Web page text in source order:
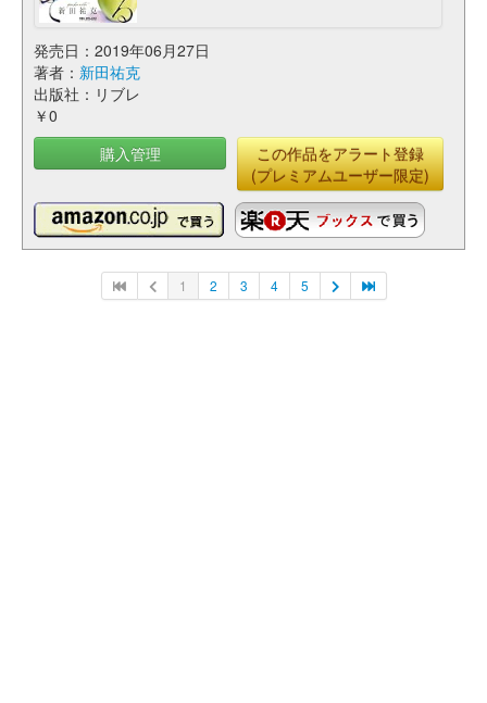
発売日：2019年06月27日
著者： 新田祐克
出版社：リブレ
￥0
購入管理
この作品をアラート登録
(プレミアムユーザー限定)
1 2 3 4 5